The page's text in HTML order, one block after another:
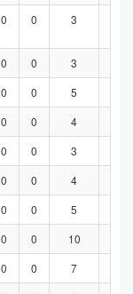
0 0 3
0 0 3
0 0 5
0 0 4
0 0 3
0 0 4
0 0 5
0 0 10
0 0 7